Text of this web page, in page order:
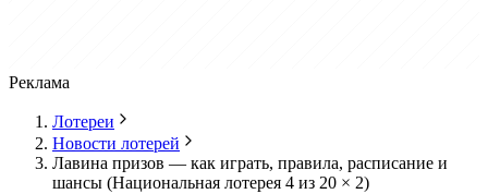
Реклама
Лотереи
Новости лотерей
Лавина призов — как играть, правила, расписание и
шансы (Национальная лотерея 4 из 20 × 2)